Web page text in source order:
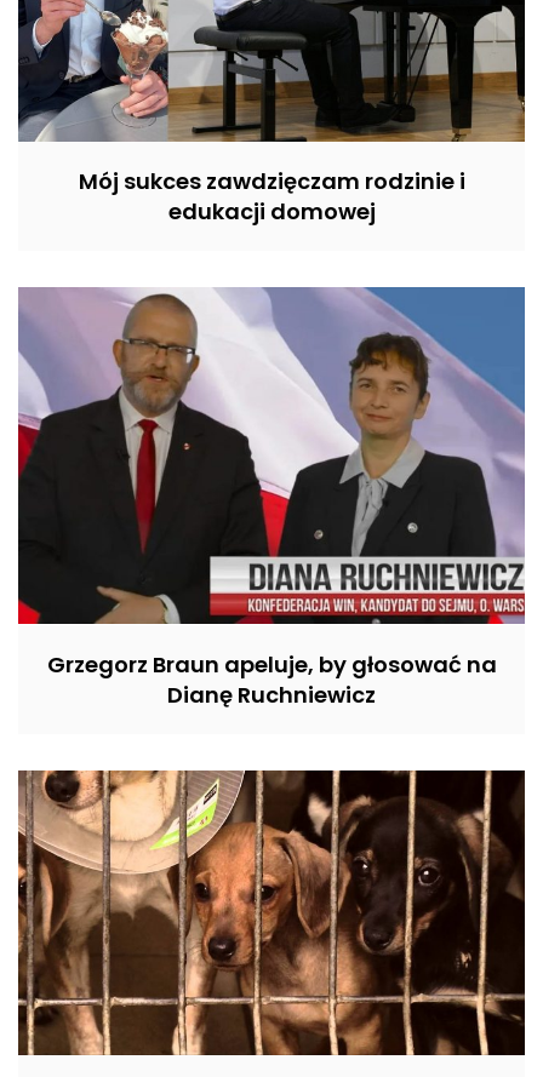
Mój sukces zawdzięczam rodzinie i
edukacji domowej
Grzegorz Braun apeluje, by głosować na
Dianę Ruchniewicz